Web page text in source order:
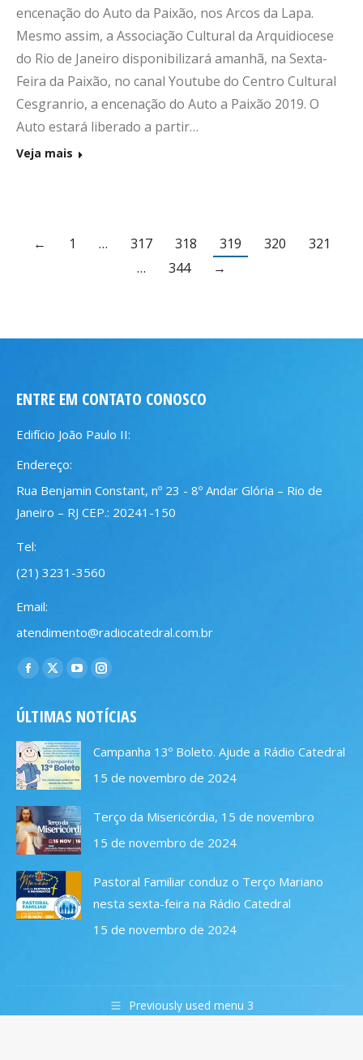
encenação do Auto da Paixão, nos Arcos da Lapa.
Mesmo assim, a Associação Cultural da Arquidiocese
do Rio de Janeiro disponibilizará amanhã, na Sexta-
Feira da Paixão, no canal Youtube do Centro Cultural
Cesgranrio, a encenação do Auto a Paixão 2019. O
Auto estará liberado a partir…
Veja mais
← 1 … 317 318 319 320
321
…
344 →
ENTRE EM CONTATO CONOSCO
Edifício João Paulo II:
Endereço:
Rua Benjamin Constant, nº 23 - 8º Andar Glória – Rio de
Janeiro – RJ CEP.: 20241-150
Tel:
(21) 3231-3560
Email:
atendimento@radiocatedral.com.br
Encontre-nos em:
Facebook
opens
in
new
window
X
opens
in
new
window
YouTube
opens
in
new
window
Instagram
opens
new
window
ÚLTIMAS NOTÍCIAS
Campanha 13º Boleto. Ajude a Rádio Catedral
15 de novembro de 2024
Terço da Misericórdia, 15 de novembro
15 de novembro de 2024
Pastoral Familiar conduz o Terço Mariano
nesta sexta-feira na Rádio Catedral
15 de novembro de 2024
Previously used menu 3